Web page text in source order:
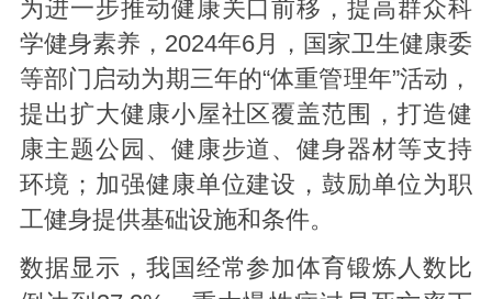
为进一步推动健康关口前移，提高群众科
学健身素养，2024年6月，国家卫生健康委
等部门启动为期三年的“体重管理年”活动，
提出扩大健康小屋社区覆盖范围，打造健
康主题公园、健康步道、健身器材等支持
环境；加强健康单位建设，鼓励单位为职
工健身提供基础设施和条件。
数据显示，我国经常参加体育锻炼人数比